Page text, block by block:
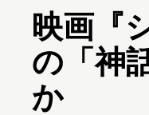
映画『
の「神
か